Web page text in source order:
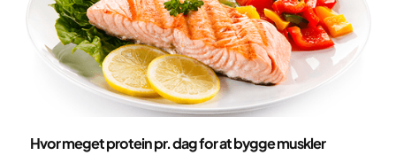
Hvor meget protein pr. dag for at bygge muskler